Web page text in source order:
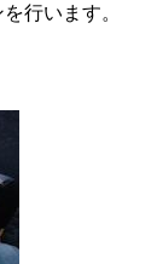
行います。